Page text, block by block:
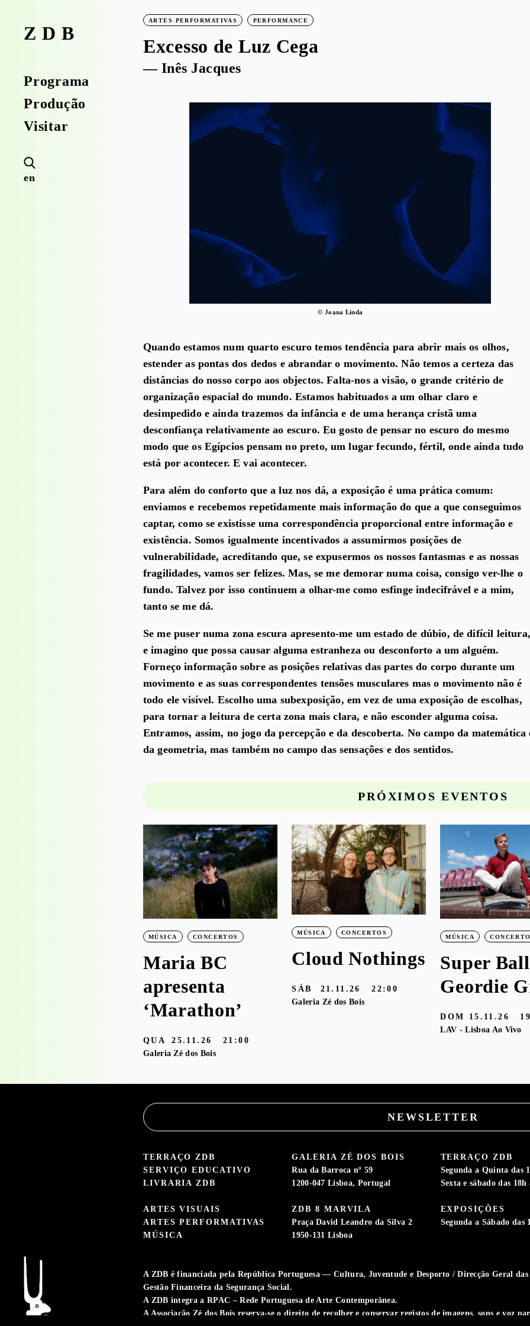
ZDB
Programa
Produção
Visitar
en
ARTES PERFORMATIVAS PERFORMANCE
Excesso de Luz Cega
— Inês Jacques
© Joana Linda
Quando estamos num quarto escuro temos tendência para abrir mais os olhos,
estender as pontas dos dedos e abrandar o movimento. Não temos a certeza das
distâncias do nosso corpo aos objectos. Falta-nos a visão, o grande critério de
organização espacial do mundo. Estamos habituados a um olhar claro e
desimpedido e ainda trazemos da infância e de uma herança cristã uma
desconfiança relativamente ao escuro. Eu gosto de pensar no escuro do mesmo
modo que os Egípcios pensam no preto, um lugar fecundo, fértil, onde ainda tudo
está por acontecer. E vai acontecer.
Para além do conforto que a luz nos dá, a exposição é uma prática comum:
enviamos e recebemos repetidamente mais informação do que a que conseguimos
captar, como se existisse uma correspondência proporcional entre informação e
existência. Somos igualmente incentivados a assumirmos posições de
vulnerabilidade, acreditando que, se expusermos os nossos fantasmas e as nossas
fragilidades, vamos ser felizes. Mas, se me demorar numa coisa, consigo ver-lhe o
fundo. Talvez por isso continuem a olhar-me como esfinge indecifrável e a mim,
tanto se me dá.
Se me puser numa zona escura apresento-me um estado de dúbio, de difícil leitura,
e imagino que possa causar alguma estranheza ou desconforto a um alguém.
Forneço informação sobre as posições relativas das partes do corpo durante um
movimento e as suas correspondentes tensões musculares mas o movimento não é
todo ele visível. Escolho uma subexposição, em vez de uma exposição de escolhas,
para tornar a leitura de certa zona mais clara, e não esconder alguma coisa.
Entramos, assim, no jogo da percepção e da descoberta. No campo da matemática
da geometria, mas também no campo das sensações e dos sentidos.
PRÓXIMOS EVENTOS
MÚSICA CONCERTOS
Maria BC
apresenta
‘Marathon’
QUA 25.11.26
21:00
Galeria Zé dos Bois
MÚSICA CONCERTOS
Cloud Nothings
SÁB 21.11.26
22:00
Galeria Zé dos Bois
MÚSICA
Super
Geordie
DOM 15.11.26
LAV - Lisboa Ao Vivo
NEWSLETTER
TERRAÇO ZDB
SERVIÇO EDUCATIVO
LIVRARIA ZDB
ARTES VISUAIS
ARTES PERFORMATIVAS
MÚSICA
GALERIA ZÉ DOS BOIS
Rua da Barroca nº 59
1200-047 Lisboa, Portugal
ZDB 8 MARVILA
Praça David Leandro da Silva 2
1950-131 Lisboa
TERRAÇO ZDB
Segunda a Quinta das
Sexta e sábado das 18h
EXPOSIÇÕES
Segunda a Sábado das
A ZDB é financiada pela República Portuguesa — Cultura, Juventude e Desporto / Direcção Geral
Gestão Financeira da Segurança Social.
A ZDB integra a RPAC – Rede Portuguesa de Arte Contemporânea.
A Associação Zé dos Bois reserva-se o direito de recolher e conservar registos de imagens, sons e voz